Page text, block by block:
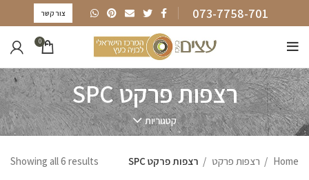
073-7758-701 צור קשר
0
רצפות פרקט SPC
קטגוריות
Home רצפות פרקט רצפות פרקט SPC Showing all 6 results